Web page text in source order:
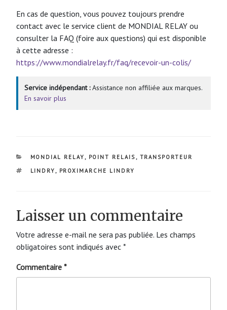
En cas de question, vous pouvez toujours prendre
contact avec le service client de MONDIAL RELAY ou
consulter la FAQ (foire aux questions) qui est disponible
à cette adresse :
https://www.mondialrelay.fr/faq/recevoir-un-colis/
Service indépendant :Assistance non affiliée aux marques.
En savoir plus
CATÉGORIES
MONDIAL RELAY , POINT RELAIS , TRANSPORTEUR
ÉTIQUETTES
LINDRY , PROXIMARCHE LINDRY
Laisser un commentaire
Votre adresse e-mail ne sera pas publiée. Les champs
obligatoires sont indiqués avec *
Commentaire *